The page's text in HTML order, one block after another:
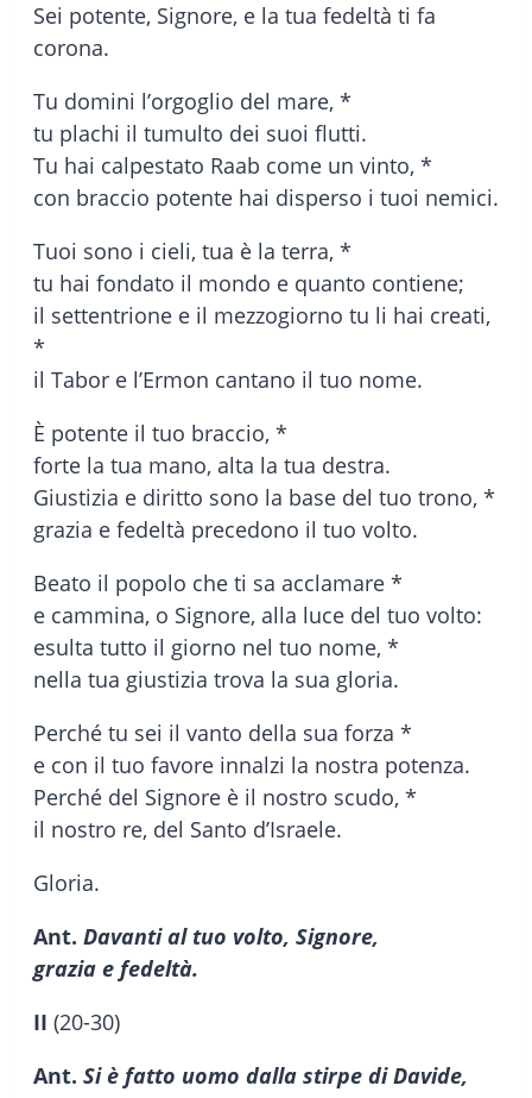
Sei potente, Signore, e la tua fedeltà ti fa
corona.
Tu domini l’orgoglio del mare, *
tu plachi il tumulto dei suoi flutti.
Tu hai calpestato Raab come un vinto, *
con braccio potente hai disperso i tuoi nemici.
Tuoi sono i cieli, tua è la terra, *
tu hai fondato il mondo e quanto contiene;
il settentrione e il mezzogiorno tu li hai creati,
*
il Tabor e l’Ermon cantano il tuo nome.
È potente il tuo braccio, *
forte la tua mano, alta la tua destra.
Giustizia e diritto sono la base del tuo trono, *
grazia e fedeltà precedono il tuo volto.
Beato il popolo che ti sa acclamare *
e cammina, o Signore, alla luce del tuo volto:
esulta tutto il giorno nel tuo nome, *
nella tua giustizia trova la sua gloria.
Perché tu sei il vanto della sua forza *
e con il tuo favore innalzi la nostra potenza.
Perché del Signore è il nostro scudo, *
il nostro re, del Santo d’Israele.
Gloria.
Ant. Davanti al tuo volto, Signore,
grazia e fedeltà.
II (20-30)
Ant. Si è fatto uomo dalla stirpe di Davide,